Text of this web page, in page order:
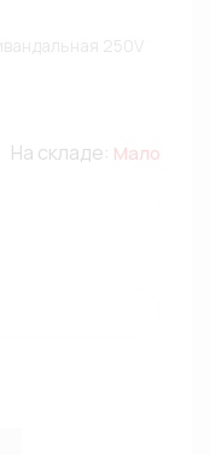
На складе: Мало